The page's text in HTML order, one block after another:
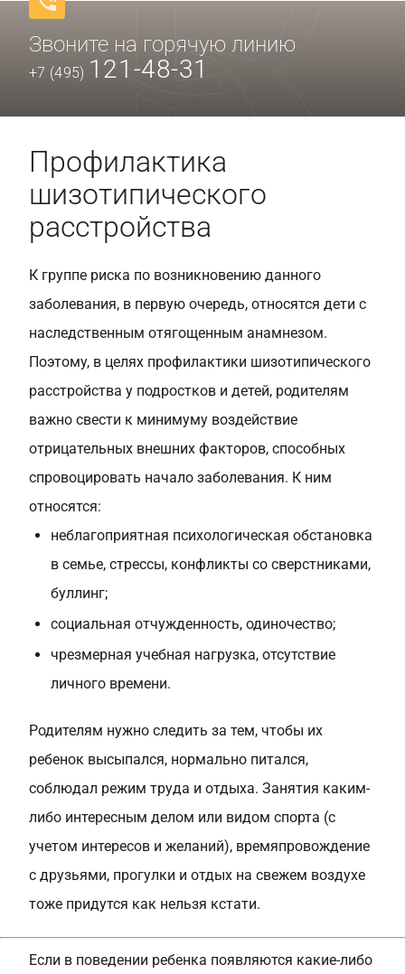
Звоните на горячую линию
+7 (495) 121-48-31
Профилактика
шизотипического
расстройства
К группе риска по возникновению данного
заболевания, в первую очередь, относятся дети с
наследственным отягощенным анамнезом.
Поэтому, в целях профилактики шизотипического
расстройства у подростков и детей, родителям
важно свести к минимуму воздействие
отрицательных внешних факторов, способных
спровоцировать начало заболевания. К ним
относятся:
неблагоприятная психологическая обстановка
в семье, стрессы, конфликты со сверстниками,
буллинг;
социальная отчужденность, одиночество;
чрезмерная учебная нагрузка, отсутствие
личного времени.
Родителям нужно следить за тем, чтобы их
ребенок высыпался, нормально питался,
соблюдал режим труда и отдыха. Занятия каким-
либо интересным делом или видом спорта (с
учетом интересов и желаний), времяпровождение
с друзьями, прогулки и отдых на свежем воздухе
тоже придутся как нельзя кстати.
Если в поведении ребенка появляются какие-либо